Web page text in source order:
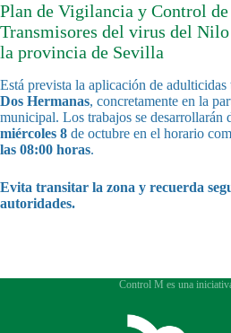
Plan de Vigilancia y Control
Transmisores del virus del
la provincia de Sevilla
Está prevista la aplicación de
Dos Hermanas, concretamente en la
municipal. Los trabajos se desarrollarán
miércoles 8 de octubre en el horario
las 08:00 horas.
Evita transitar la zona y recuerda
autoridades.
Control M es una